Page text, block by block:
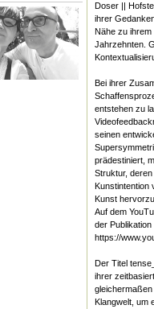
Doser ||
ihrer
Nähe zu
Jahrzehnten.
Bei ihrer
entstehen zu
seinen
prädestiniert,
Struktur,
Kunstintention
Kunst
Auf dem
der
https://
Der Titel
ihrer
Klangwelt, um